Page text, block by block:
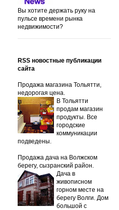
Вы хотите держать руку на
пульсе времени рынка
недвижимости?
RSS новостные публикации
сайта
Продажа магазина Тольятти,
недорогая цена.
В Тольятти
продам магазин
продукты. Все
городские
коммуникации
подведены.
Продажа дача на Волжском
берегу, сызранский район.
Дача в
живописном
горном месте на
берегу Волги. Дом
большой с